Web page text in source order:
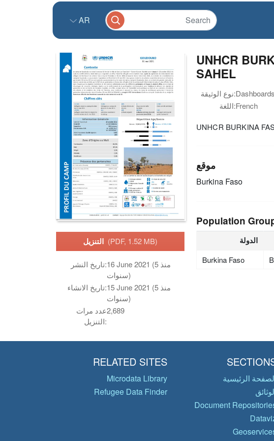
AR
(PDF, 1.52 MB)
تاريخ النشر:16 June 2021 (منذ 5
سنوات)
تاريخ الانشاء:15 June 2021 (منذ 5
سنوات)
عدد مرات
التنزيل:
2,689
UNHCR
SAHEL
نوع الوثيقة:
اللغة:French
UNHCR BURKINA
موقع
Burkina Faso
Population
الدولة
Burkina Faso
الرئيسية
Document
RELATED SITES
Microdata Library
Refugee Data Finder